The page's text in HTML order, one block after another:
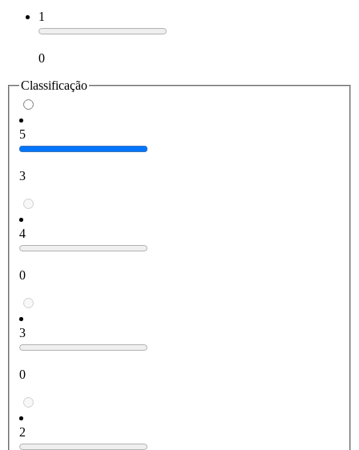
1
0
Classificação
5
3
4
0
3
0
2